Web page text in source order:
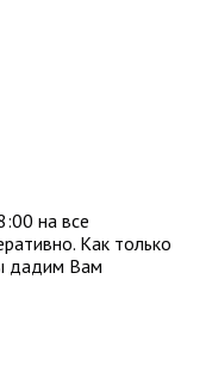
на все
Как только
дадим Вам